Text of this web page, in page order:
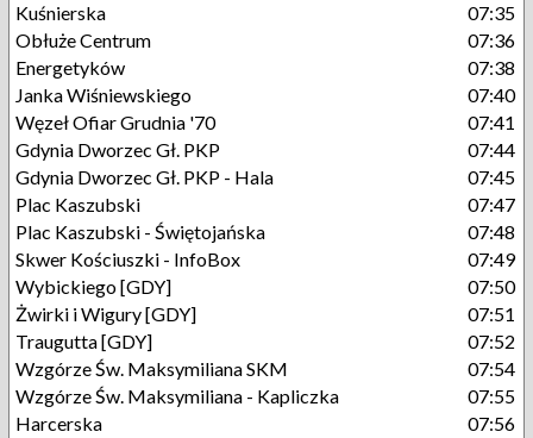
Kuśnierska
07:35
Obłuże Centrum
07:36
Energetyków
07:38
Janka Wiśniewskiego
07:40
Węzeł Ofiar Grudnia '70
07:41
Gdynia Dworzec Gł. PKP
07:44
Gdynia Dworzec Gł. PKP - Hala
07:45
Plac Kaszubski
07:47
Plac Kaszubski - Świętojańska
07:48
Skwer Kościuszki - InfoBox
07:49
Wybickiego [GDY]
07:50
Żwirki i Wigury [GDY]
07:51
Traugutta [GDY]
07:52
Wzgórze Św. Maksymiliana SKM
07:54
Wzgórze Św. Maksymiliana - Kapliczka
07:55
Harcerska
07:56